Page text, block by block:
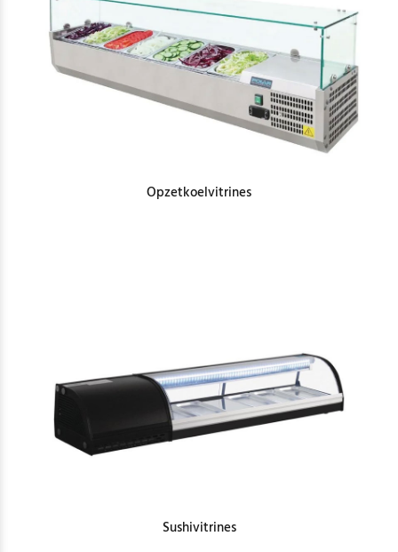
Opzetkoelvitrines
Sushivitrines